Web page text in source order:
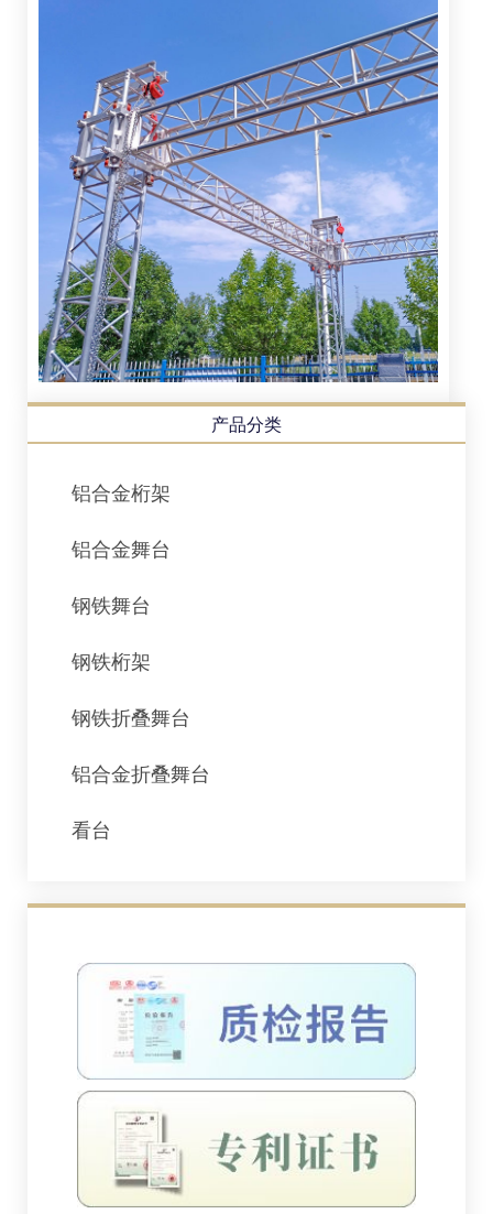
产品分类
铝合金桁架
铝合金舞台
钢铁舞台
钢铁桁架
钢铁折叠舞台
铝合金折叠舞台
看台